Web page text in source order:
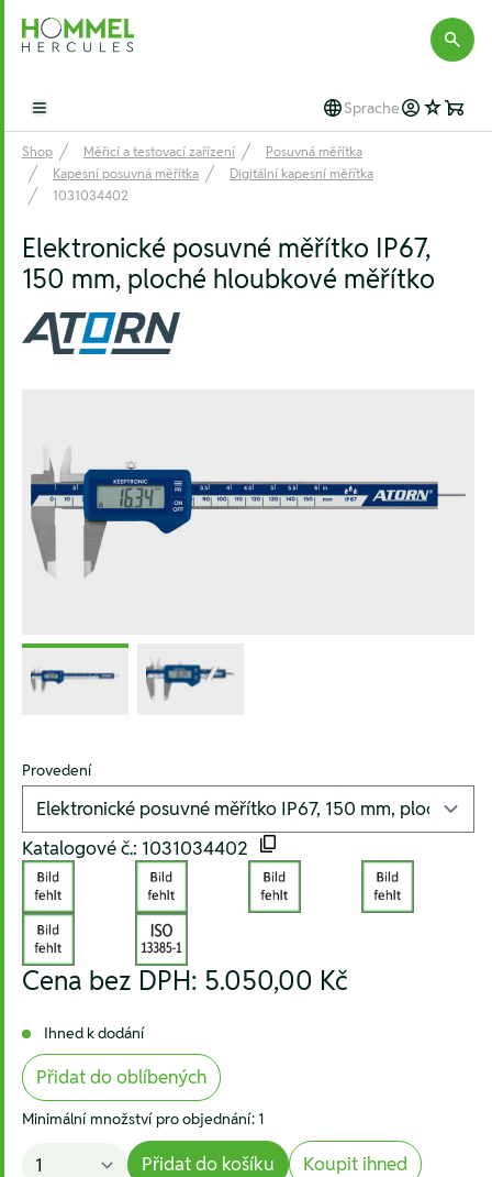
Hommel Hercules
Open main menu Sprache
Shop Měřicí a testovací zařízení
Posuvná měřítka
Kapesní posuvná měřítka
Digitální kapesní měřítka
1031034402
Elektronické posuvné měřítko IP67,
150 mm, ploché hloubkové měřítko
Provedení
Katalogové č.: 1031034402
Cena bez DPH: 5.050,00 Kč
Ihned k dodání
Přidat do oblíbených
Minimální množství pro objednání: 1
Přidat do košíku Koupit ihned